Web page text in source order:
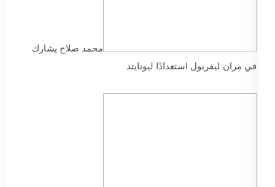
محمد صلاح يشارك
في مران ليفربول استعدادًا ليونايتد